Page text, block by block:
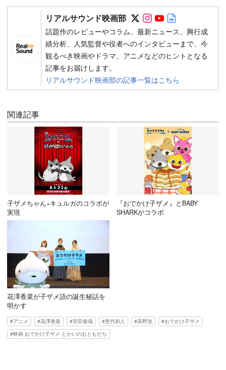
リアルサウンド映画部 Follow on SNS
Follow on SNS
Follow on
話題作のレビューやコラム、最新ニュース、興行成
績分析、人気監督や役者へのインタビューまで、今
観るべき映画やドラマ、アニメなどのヒントとなる
記事をお届けします。
リアルサウンド映画部の記事一覧はこちら
関連記事
子ザメちゃん×キュルガのコラボが
実現
『おでかけ子ザメ』とBABY
SHARKがコラボ
花澤香菜が子ザメ語の誕生秘話を
明かす
アニメ 花澤香菜 宮田俊哉 杢代和人 高野洸
おでかけ子ザメ
映画 おでかけ子ザメ とかいのおともだち